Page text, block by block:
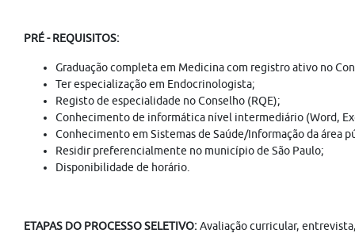
PRÉ - REQUISITOS:
Graduação completa em Medicina com registro ativo no
Ter especialização em Endocrinologista;
Registo de especialidade no Conselho (RQE);
Conhecimento de informática nível intermediário (Word,
Conhecimento em Sistemas de Saúde/Informação da área
Residir preferencialmente no município de São Paulo;
Disponibilidade de horário.
ETAPAS DO PROCESSO SELETIVO:Avaliação curricular,